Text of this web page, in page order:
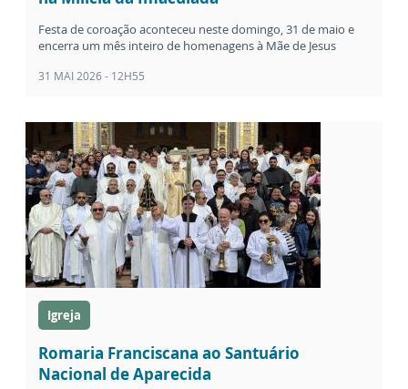
Festa de coroação aconteceu neste domingo, 31 de maio e
encerra um mês inteiro de homenagens à Mãe de Jesus
31 MAI 2026 - 12H55
Igreja
Romaria Franciscana ao Santuário
Nacional de Aparecida